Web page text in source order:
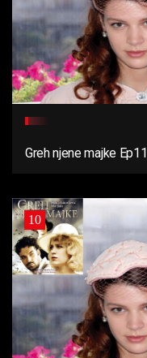
Greh njene majke Ep11
10